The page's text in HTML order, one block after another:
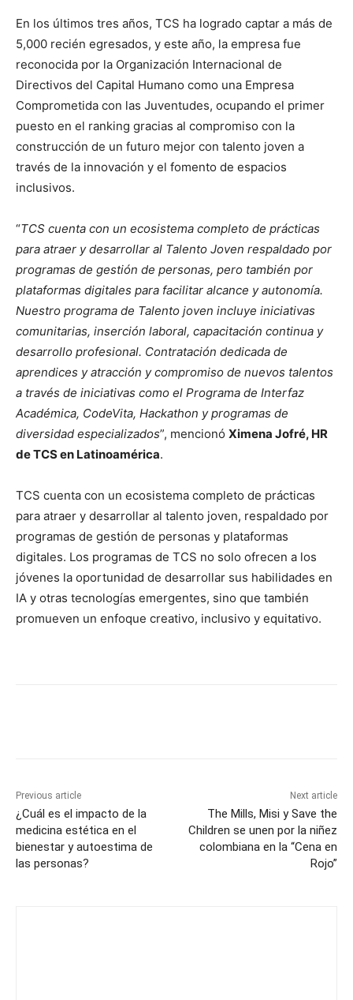
En los últimos tres años, TCS ha logrado captar a más de
5,000 recién egresados, y este año, la empresa fue
reconocida por la Organización Internacional de
Directivos del Capital Humano como una Empresa
Comprometida con las Juventudes, ocupando el primer
puesto en el ranking gracias al compromiso con la
construcción de un futuro mejor con talento joven a
través de la innovación y el fomento de espacios
inclusivos.
“TCS cuenta con un ecosistema completo de prácticas
para atraer y desarrollar al Talento Joven respaldado por
programas de gestión de personas, pero también por
plataformas digitales para facilitar alcance y autonomía.
Nuestro programa de Talento joven incluye iniciativas
comunitarias, inserción laboral, capacitación continua y
desarrollo profesional. Contratación dedicada de
aprendices y atracción y compromiso de nuevos talentos
a través de iniciativas como el Programa de Interfaz
Académica, CodeVita, Hackathon y programas de
diversidad especializados”, mencionó Ximena Jofré, HR
de TCS en Latinoamérica.
TCS cuenta con un ecosistema completo de prácticas
para atraer y desarrollar al talento joven, respaldado por
programas de gestión de personas y plataformas
digitales. Los programas de TCS no solo ofrecen a los
jóvenes la oportunidad de desarrollar sus habilidades en
IA y otras tecnologías emergentes, sino que también
promueven un enfoque creativo, inclusivo y equitativo.
Previous article
¿Cuál es el impacto de la
medicina estética en el
bienestar y autoestima de
las personas?
Next article
The Mills, Misi y Save the
Children se unen por la niñez
colombiana en la “Cena en
Rojo”